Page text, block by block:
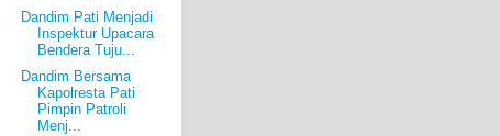
Dandim Pati Menjadi
Inspektur Upacara
Bendera Tuju...
Dandim Bersama
Kapolresta Pati
Pimpin Patroli
Menj...